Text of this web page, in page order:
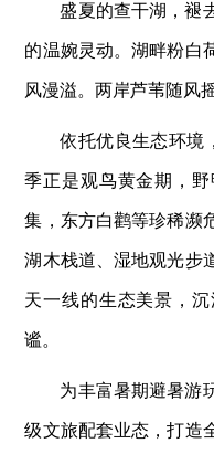
盛夏的查干湖，褪
的温婉灵动。湖畔粉白
风漫溢。两岸芦苇随风
依托优良生态环境
季正是观鸟黄金期，
集，东方白鹳等珍稀濒
湖木栈道、湿地观光步
天一线的生态美景，
谧。
为丰富暑期避暑游
级文旅配套业态，打造